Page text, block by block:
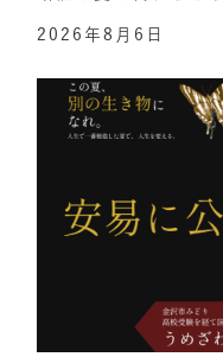
2026年8月6日